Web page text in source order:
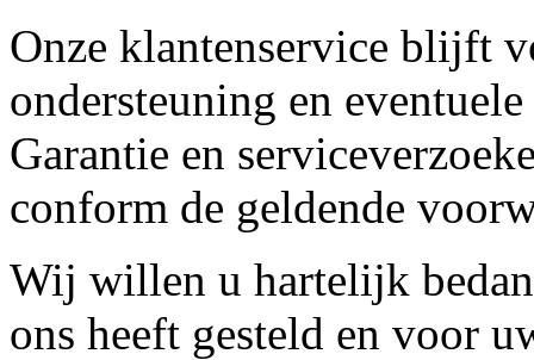
Onze klantenservice blijft
ondersteuning en
Garantie en
conform de geldende
Wij willen u hartelijk
ons heeft gesteld en voor